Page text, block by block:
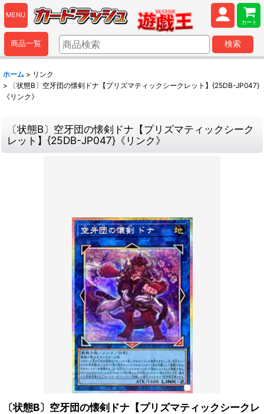
MENU
カート
商品一覧 検索
ホーム > リンク
>
〔状態B〕空牙団の懐剣ドナ【プリズマティックシークレット】{25DB-JP047}
《リンク》
〔状態B〕空牙団の懐剣ドナ【プリズマティックシーク
レット】{25DB-JP047}《リンク》
〔状態B〕空牙団の懐剣ドナ【プリズマティックシークレ